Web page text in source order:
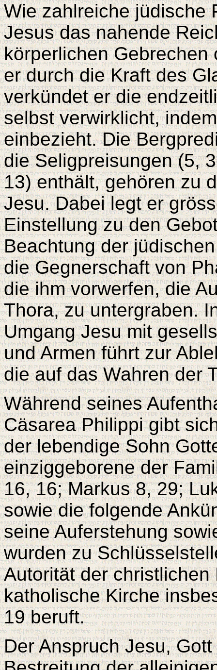
Wie zahlreiche jüdische
Jesus das nahende
körperlichen
er durch die Kraft des
verkündet er die
selbst verwirklicht,
einbezieht. Die
die Seligpreisungen (5,
13) enthält, gehören zu
Jesu. Dabei legt er
Einstellung zu den
Beachtung der
die Gegnerschaft von
die ihm vorwerfen, die
Thora, zu untergraben.
Umgang Jesu mit
und Armen führt zur
die auf das Wahren der
Während seines
Cäsarea Philippi gibt
der lebendige Sohn
einziggeborene der
16, 16; Markus 8, 29;
sowie die folgende
seine Auferstehung
wurden zu
Autorität der
katholische Kirche
19 beruft.
Der Anspruch Jesu,